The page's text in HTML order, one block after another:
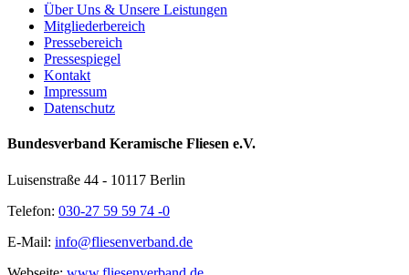
Über Uns & Unsere Leistungen
Mitgliederbereich
Pressebereich
Pressespiegel
Kontakt
Impressum
Datenschutz
Bundesverband Keramische Fliesen e.V.
Luisenstraße 44 - 10117 Berlin
Telefon: 030-27 59 59 74 -0
E-Mail: info@fliesenverband.de